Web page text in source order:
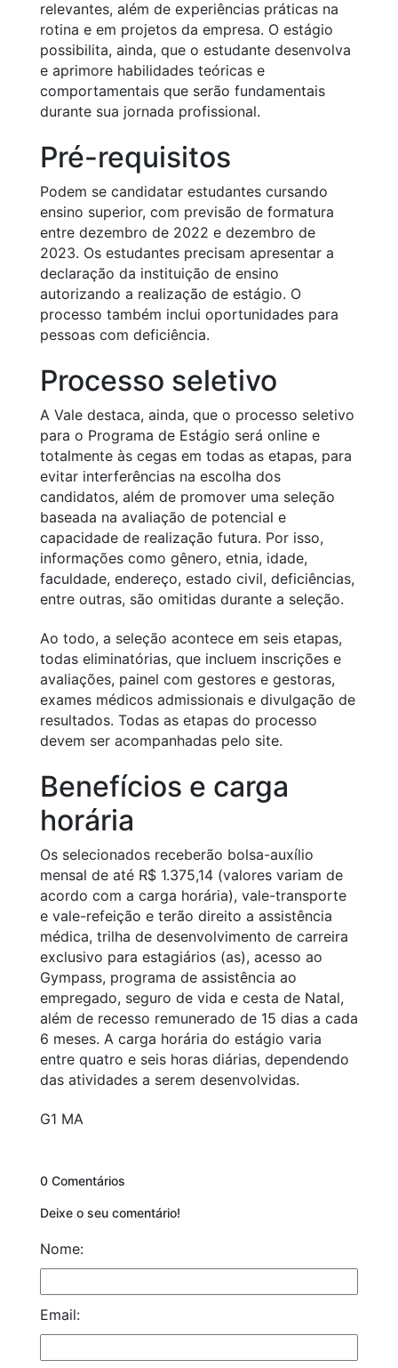
relevantes, além de experiências práticas na
rotina e em projetos da empresa. O estágio
possibilita, ainda, que o estudante desenvolva
e aprimore habilidades teóricas e
comportamentais que serão fundamentais
durante sua jornada profissional.
Pré-requisitos
Podem se candidatar estudantes cursando
ensino superior, com previsão de formatura
entre dezembro de 2022 e dezembro de
2023. Os estudantes precisam apresentar a
declaração da instituição de ensino
autorizando a realização de estágio. O
processo também inclui oportunidades para
pessoas com deficiência.
Processo seletivo
A Vale destaca, ainda, que o processo seletivo
para o Programa de Estágio será online e
totalmente às cegas em todas as etapas, para
evitar interferências na escolha dos
candidatos, além de promover uma seleção
baseada na avaliação de potencial e
capacidade de realização futura. Por isso,
informações como gênero, etnia, idade,
faculdade, endereço, estado civil, deficiências,
entre outras, são omitidas durante a seleção.
Ao todo, a seleção acontece em seis etapas,
todas eliminatórias, que incluem inscrições e
avaliações, painel com gestores e gestoras,
exames médicos admissionais e divulgação de
resultados. Todas as etapas do processo
devem ser acompanhadas pelo site.
Benefícios e carga
horária
Os selecionados receberão bolsa-auxílio
mensal de até R$ 1.375,14 (valores variam de
acordo com a carga horária), vale-transporte
e vale-refeição e terão direito a assistência
médica, trilha de desenvolvimento de carreira
exclusivo para estagiários (as), acesso ao
Gympass, programa de assistência ao
empregado, seguro de vida e cesta de Natal,
além de recesso remunerado de 15 dias a cada
6 meses. A carga horária do estágio varia
entre quatro e seis horas diárias, dependendo
das atividades a serem desenvolvidas.
G1 MA
0 Comentários
Deixe o seu comentário!
Nome:
Email: